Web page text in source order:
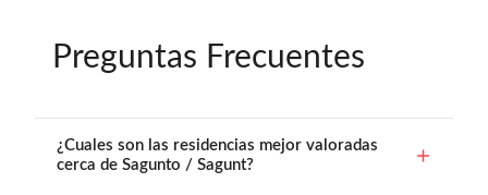
Preguntas Frecuentes
¿Cuales son las residencias mejor valoradas
cerca de Sagunto / Sagunt?